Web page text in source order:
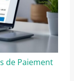
de Paiement